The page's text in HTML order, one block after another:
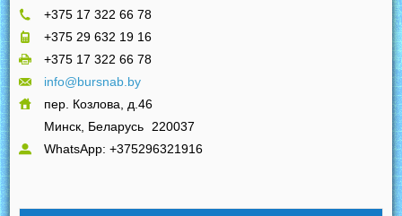
+375 17 322 66 78
+375 29 632 19 16
+375 17 322 66 78
info@bursnab.by
пер. Козлова, д.46
Минск, Беларусь
220037
WhatsApp: +375296321916